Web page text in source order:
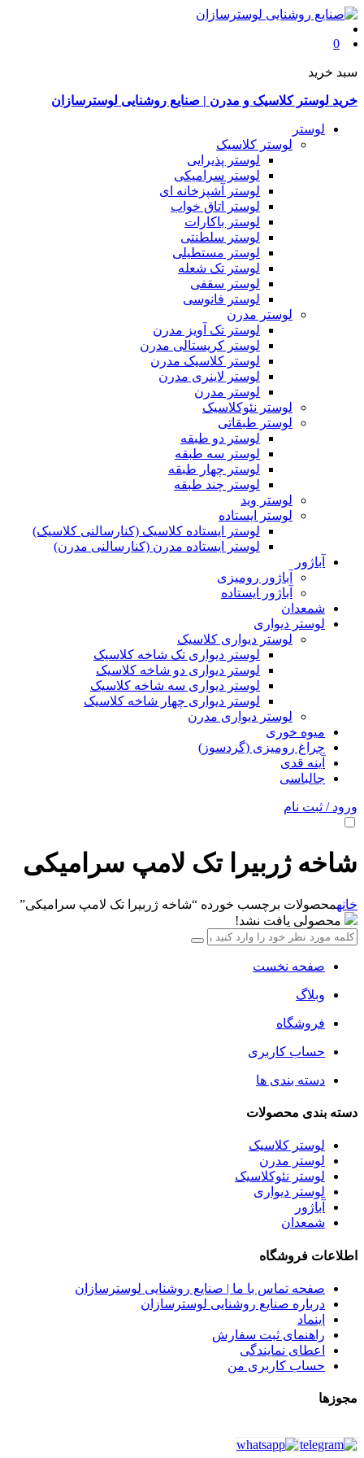
0
سبد خرید
خرید لوستر کلاسیک و مدرن | صنایع روشنایی لوسترسازان
لوستر
لوستر کلاسیک
لوستر پذیرایی
لوستر سرامیکی
لوستر آشپزخانه ای
لوستر اتاق خواب
لوستر باکارات
لوستر سلطنتی
لوستر مستطیلی
لوستر تک شعله
لوستر سقفی
لوستر فانوسی
لوستر مدرن
لوستر تک آویز مدرن
لوستر کریستالی مدرن
لوستر کلاسیک مدرن
لوستر لاینری مدرن
لوستر مدرن
لوستر نئوکلاسیک
لوستر طبقاتی
لوستر دو طبقه
لوستر سه طبقه
لوستر چهار طبقه
لوستر چند طبقه
لوستر وید
لوستر ایستاده
لوستر ایستاده کلاسیک (کنارسالنی کلاسیک)
لوستر ایستاده مدرن (کنارسالنی مدرن)
آباژور
آباژور رومیزی
آباژور ایستاده
شمعدان
لوستر دیواری
لوستر دیواری کلاسیک
لوستر دیواری تک شاخه کلاسیک
لوستر دیواری دو شاخه کلاسیک
لوستر دیواری سه شاخه کلاسیک
لوستر دیواری چهار شاخه کلاسیک
لوستر دیواری مدرن
میوه خوری
چراغ رومیزی (گردسوز)
آینه قدی
جالباسی
ورود / ثبت نام
شاخه ژربیرا تک لامپ سرامیکی
خانهمحصولات برچسب خورده “شاخه ژربیرا تک لامپ سرامیکی”
محصولی یافت نشد!
صفحه نخست
وبلاگ
فروشگاه
حساب کاربری
دسته بندی ها
دسته بندی محصولات
لوستر کلاسیک
لوستر مدرن
لوستر نئوکلاسیک
لوستر دیواری
آباژور
شمعدان
اطلاعات فروشگاه
صفحه تماس با ما | صنایع روشنایی لوسترسازان
درباره صنایع روشنایی لوسترسازان
اینماد
راهنمای ثبت سفارش
اعطای نمایندگی
حساب کاربری من
مجوزها